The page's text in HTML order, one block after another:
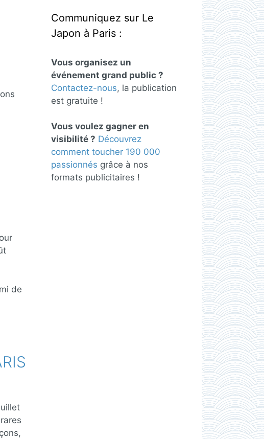
de
Communiquez sur Le
Japon à Paris :
Vous organisez un
événement grand public ?
Contactez-nous, la publication
est gratuite !
Vous voulez gagner en
visibilité ? Découvrez
comment toucher 190 000
passionnés grâce à nos
formats publicitaires !